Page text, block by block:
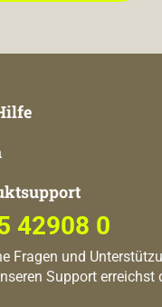
42908 0
Fragen und
Support erreichst